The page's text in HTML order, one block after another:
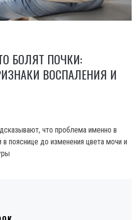
БОЛЯТ ПОЧКИ:
ВОСПАЛЕНИЯ И
что проблема именно в
в пояснице до изменения цвета мочи и